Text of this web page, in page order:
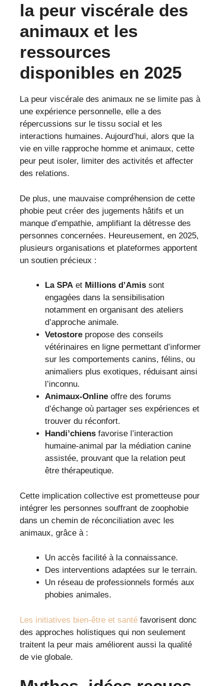
la peur viscérale des
animaux et les
ressources
disponibles en 2025
La peur viscérale des animaux ne se limite pas à
une expérience personnelle, elle a des
répercussions sur le tissu social et les
interactions humaines. Aujourd’hui, alors que la
vie en ville rapproche homme et animaux, cette
peur peut isoler, limiter des activités et affecter
des relations.
De plus, une mauvaise compréhension de cette
phobie peut créer des jugements hâtifs et un
manque d’empathie, amplifiant la détresse des
personnes concernées. Heureusement, en 2025,
plusieurs organisations et plateformes apportent
un soutien précieux :
La SPA et Millions d’Amis sont
engagées dans la sensibilisation
notamment en organisant des ateliers
d’approche animale.
Vetostore propose des conseils
vétérinaires en ligne permettant d’informer
sur les comportements canins, félins, ou
animaliers plus exotiques, réduisant ainsi
l’inconnu.
Animaux-Online offre des forums
d’échange où partager ses expériences et
trouver du réconfort.
Handi’chiens favorise l’interaction
humaine-animal par la médiation canine
assistée, prouvant que la relation peut
être thérapeutique.
Cette implication collective est prometteuse pour
intégrer les personnes souffrant de zoophobie
dans un chemin de réconciliation avec les
animaux, grâce à :
Un accès facilité à la connaissance.
Des interventions adaptées sur le terrain.
Un réseau de professionnels formés aux
phobies animales.
Les initiatives bien-être et santé favorisent donc
des approches holistiques qui non seulement
traitent la peur mais améliorent aussi la qualité
de vie globale.